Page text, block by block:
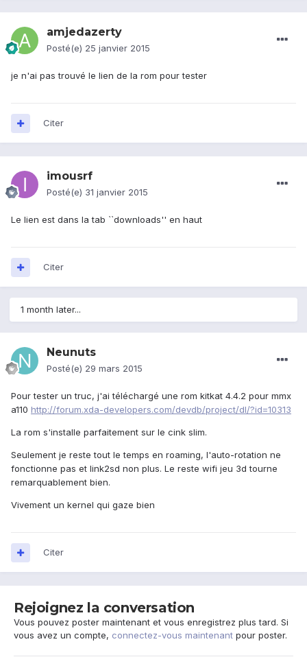
amjedazerty
Posté(e) 25 janvier 2015
je n'ai pas trouvé le lien de la rom pour tester
Citer
imousrf
Posté(e) 31 janvier 2015
Le lien est dans la tab ``downloads'' en haut
Citer
1 month later...
Neunuts
Posté(e) 29 mars 2015
Pour tester un truc, j'ai téléchargé une rom kitkat 4.4.2 pour mmx
a110 http://forum.xda-developers.com/devdb/project/dl/?id=10313
La rom s'installe parfaitement sur le cink slim.
Seulement je reste tout le temps en roaming, l'auto-rotation ne
fonctionne pas et link2sd non plus. Le reste wifi jeu 3d tourne
remarquablement bien.
Vivement un kernel qui gaze bien
Citer
Rejoignez la conversation
Vous pouvez poster maintenant et vous enregistrez plus tard. Si
vous avez un compte, connectez-vous maintenant pour poster.